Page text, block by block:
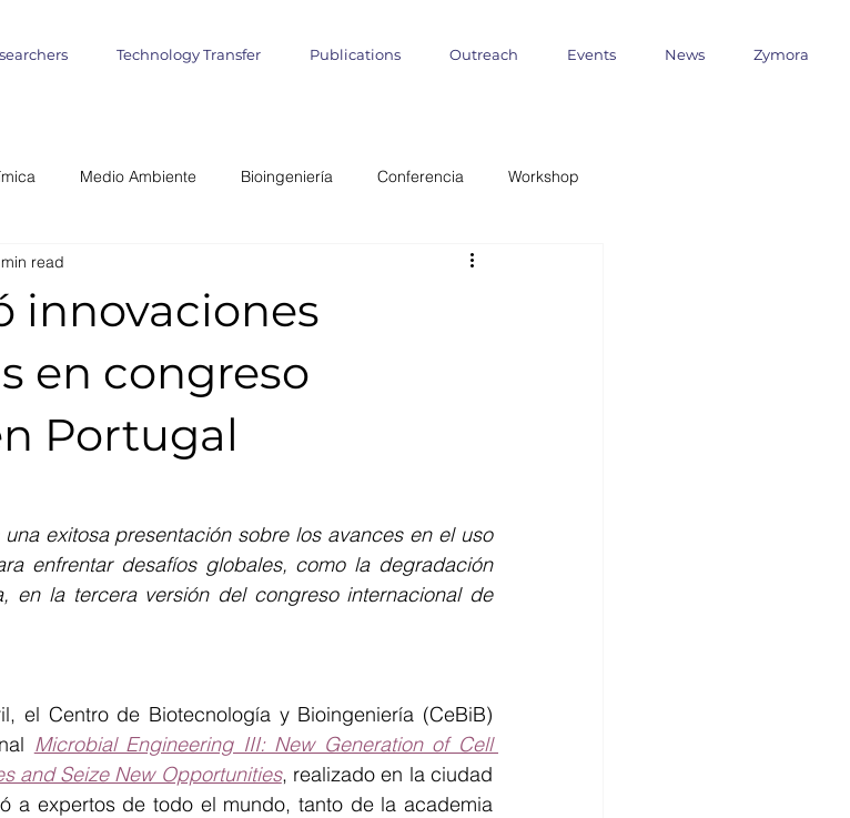
Technology Transfer Publications Outreach Events News Zymora
Medio Ambiente Bioingeniería Conferencia Workshop
Emprendimientos
Informática Geo- Informática
Diversidad mujeresenciencia Mujeres en ciencia
innovaciones
en congreso
Portugal
read
exitosa presentación sobre los avances en el uso
enfrentar desafíos globales, como la degradación
en la tercera versión del congreso internacional de
el Centro de Biotecnología y Bioingeniería (CeBiB)
Microbial Engineering III: New Generation of Cell
and Seize New Opportunities, realizado en la ciudad
a expertos de todo el mundo, tanto de la academia